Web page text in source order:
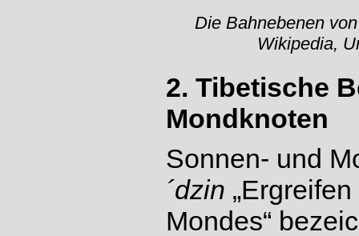
Die Bahnebenen
Wikipedia,
2. Tibetische
Mondknoten
Sonnen- und
´dzin
Mondes“